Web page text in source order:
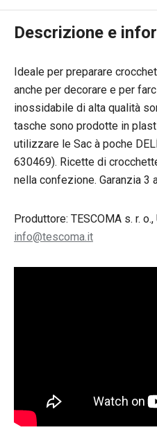
Descrizione e
Ideale per preparare
anche per decorare e per
inossidabile di alta qualità
tasche sono prodotte in
utilizzare le Sac à poche
630469). Ricette di
nella confezione. Garanzia 3
Produttore: TESCOMA s. r.
info@tescoma.it